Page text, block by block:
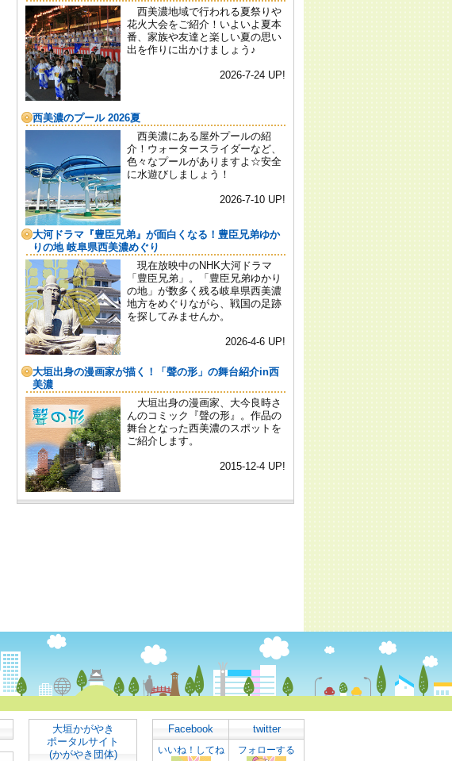
大垣かがやき
ポータルサイト
(かがやき団体)
Facebook
いいね！してね
twitter
フォローする